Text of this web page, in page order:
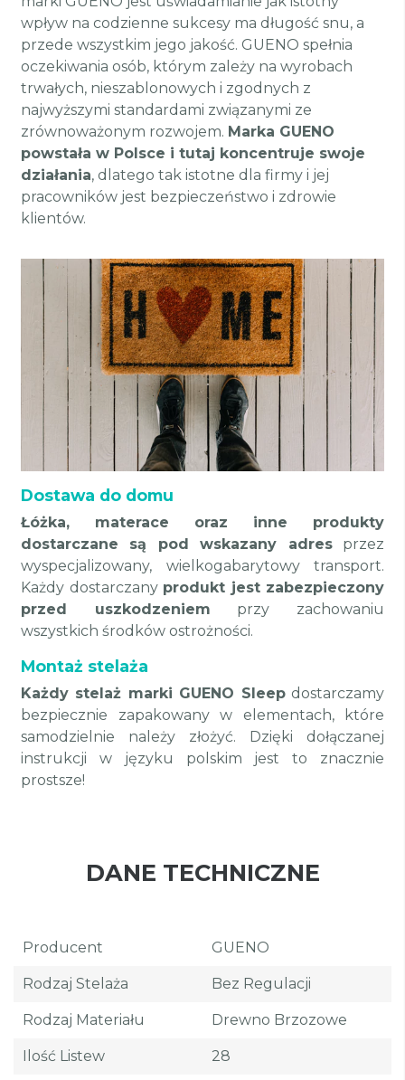
wpływ na codzienne sukcesy ma długość snu, a
przede wszystkim jego jakość. GUENO spełnia
oczekiwania osób, którym zależy na wyrobach
trwałych, nieszablonowych i zgodnych z
najwyższymi standardami związanymi ze
zrównoważonym rozwojem. Marka GUENO
powstała w Polsce i tutaj koncentruje swoje
działania, dlatego tak istotne dla firmy i jej
pracowników jest bezpieczeństwo i zdrowie
klientów.
Dostawa do domu
Łóżka, materace oraz inne produkty
dostarczane są pod wskazany adresprzez
wyspecjalizowany, wielkogabarytowy transport.
Każdy dostarczany produkt jest zabezpieczony
przed uszkodzeniem przy zachowaniu
wszystkich środków ostrożności.
Montaż stelaża
Każdy stelaż marki GUENO Sleepdostarczamy
bezpiecznie zapakowany w elementach, które
samodzielnie należy złożyć. Dzięki dołączanej
instrukcji w języku polskim jest to znacznie
prostsze!
DANE TECHNICZNE
Producent GUENO
Rodzaj Stelaża Bez Regulacji
Rodzaj Materiału Drewno Brzozowe
Ilość Listew 28